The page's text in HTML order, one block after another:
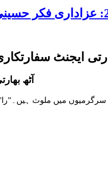
ایجنٹ
آٹھ
سرگرمیوں میں ملوث